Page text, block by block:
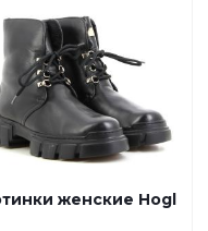
женские Hogl